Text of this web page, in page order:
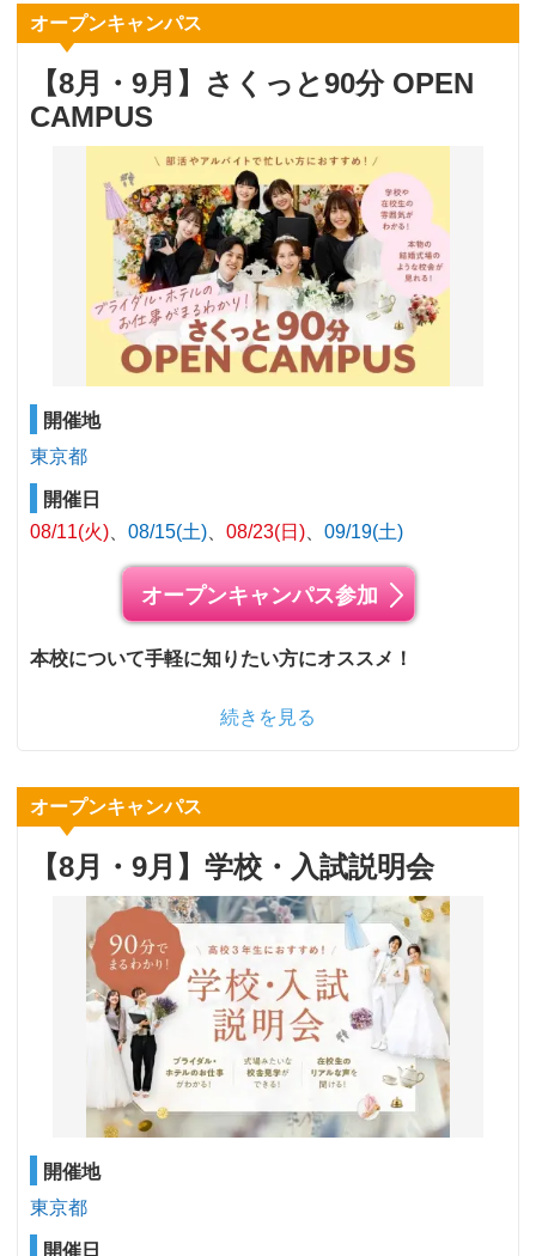
オープンキャンパス
【8月・9月】さくっと90分 OPEN
CAMPUS
開催地
東京都
開催日
08/11(火)
08/15(土) 08/23(日) 09/19(土)
オープンキャンパス参加
本校について手軽に知りたい方にオススメ！
続きを見る
オープンキャンパス
【8月・9月】学校・入試説明会
開催地
東京都
開催日